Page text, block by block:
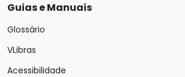
Guias e Manuais
Glossário
VLibras
Acessibilidade